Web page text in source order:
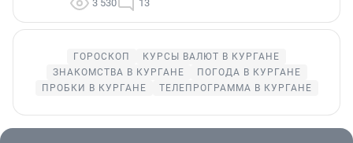
3 530 13
ГОРОСКОП
КУРСЫ ВАЛЮТ В КУРГАНЕ
ЗНАКОМСТВА В КУРГАНЕ
ПОГОДА В КУРГАНЕ
ПРОБКИ В КУРГАНЕ
ТЕЛЕПРОГРАММА В КУРГАНЕ